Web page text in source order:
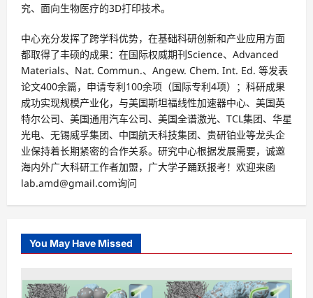
究、面向生物医疗的3D打印技术。
中心充分发挥了跨学科优势，在基础科研创新和产业应用方面
都取得了丰硕的成果：在国际权威期刊Science、Advanced
Materials、Nat. Commun.、Angew. Chem. Int. Ed. 等发表
论文400余篇，申请专利100余项（国际专利4项）；科研成果
成功实现规模产业化，与美国斯坦福线性加速器中心、美国英
特尔公司、美国通用汽车公司、美国全谱激光、TCL集团、华星
光电、无锡威孚集团、中国航天科技集团、贵研铂业等龙头企
业保持着长期紧密的合作关系。研究中心根据发展需要，诚邀
海内外广大科研工作者加盟，广大学子踊跃报考！欢迎来函
lab.amd@gmail.com询问
You May Have Missed